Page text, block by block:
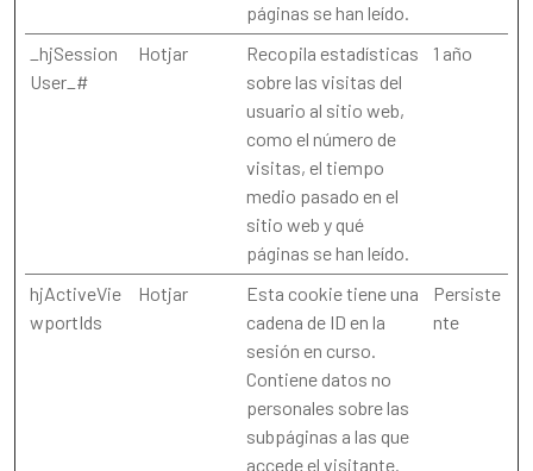
páginas se han leído.
_hjSession
User_#
Hotjar
Recopila estadísticas
sobre las visitas del
usuario al sitio web,
como el número de
visitas, el tiempo
medio pasado en el
sitio web y qué
páginas se han leído.
1 año
hjActiveVie
wportIds
Hotjar
Esta cookie tiene una
cadena de ID en la
sesión en curso.
Contiene datos no
personales sobre las
subpáginas a las que
accede el visitante.
Persiste
nte